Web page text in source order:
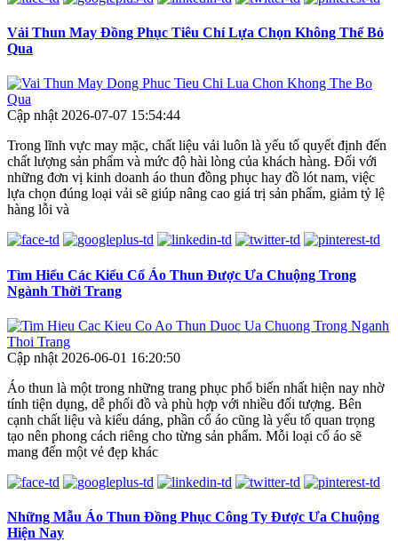
Vải Thun May Đồng Phục Tiêu Chí Lựa Chọn Không Thể Bỏ
Qua
Cập nhật 2026-07-07 15:54:44
Trong lĩnh vực may mặc, chất liệu vải luôn là yếu tố quyết định đến
chất lượng sản phẩm và mức độ hài lòng của khách hàng. Đối với
những đơn vị kinh doanh áo thun đồng phục hay đồ lót nam, việc
lựa chọn đúng loại vải sẽ giúp nâng cao giá trị sản phẩm, giảm tỷ lệ
hàng lỗi và
Tìm Hiểu Các Kiểu Cổ Áo Thun Được Ưa Chuộng Trong
Ngành Thời Trang
Cập nhật 2026-06-01 16:20:50
Áo thun là một trong những trang phục phổ biến nhất hiện nay nhờ
tính tiện dụng, dễ phối đồ và phù hợp với nhiều đối tượng. Bên
cạnh chất liệu và kiểu dáng, phần cổ áo cũng là yếu tố quan trọng
tạo nên phong cách riêng cho từng sản phẩm. Mỗi loại cổ áo sẽ
mang đến một vẻ đẹp khác
Những Mẫu Áo Thun Đồng Phục Công Ty Được Ưa Chuộng
Hiện Nay